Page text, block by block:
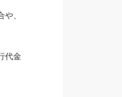
、
代金